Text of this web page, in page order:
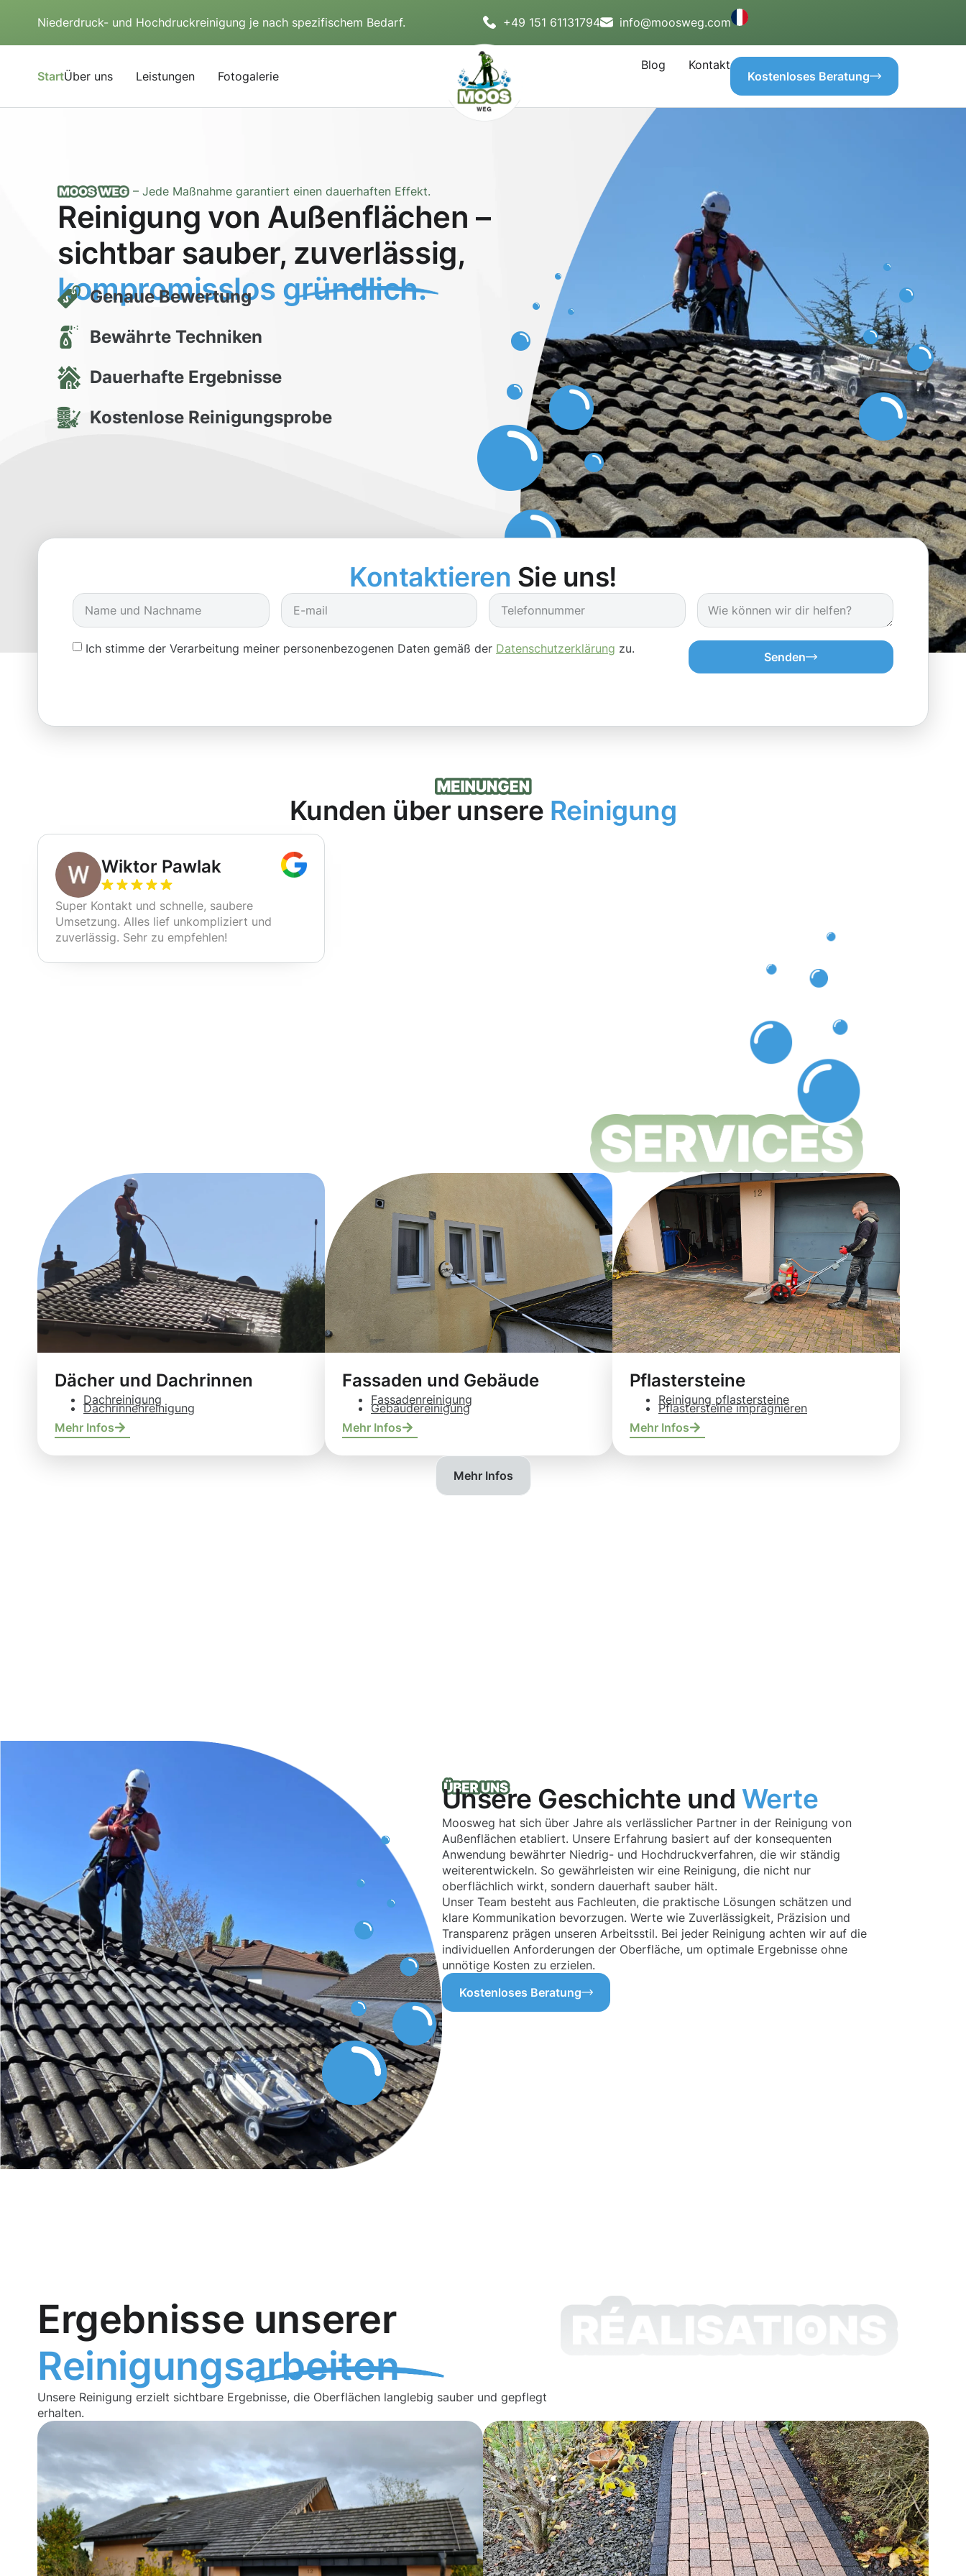
Niederdruck- und Hochdruckreinigung je nach spezifischem Bedarf. +49 151 61131794 info@moosweg.com
StartÜber uns Leistungen Fotogalerie
Blog
Kontakt
Kostenloses Beratung
– Jede Maßnahme garantiert einen dauerhaften Effekt.
Reinigung von Außenflächen –
sichtbar sauber, zuverlässig,
kompromisslos gründlich.
Genaue Bewertung
Bewährte Techniken
Dauerhafte Ergebnisse
Kostenlose Reinigungsprobe
Kontaktieren Sie uns!
Ich stimme der Verarbeitung meiner personenbezogenen Daten gemäß der Datenschutzerklärung zu.
Senden
Kunden über unsere Reinigung
Wiktor Pawlak
Super Kontakt und schnelle, saubere
Umsetzung. Alles lief unkompliziert und
zuverlässig. Sehr zu empfehlen!
Dächer und Dachrinnen
Dachreinigung
Dachrinnenreinigung
Mehr Infos
Fassaden und Gebäude
Fassadenreinigung
Gebäudereinigung
Mehr Infos
Pflastersteine
Reinigung pflastersteine
Pflastersteine imprägnieren
Mehr Infos
Mehr Infos
Unsere Geschichte und Werte
Moosweg hat sich über Jahre als verlässlicher Partner in der Reinigung von
Außenflächen etabliert. Unsere Erfahrung basiert auf der konsequenten
Anwendung bewährter Niedrig- und Hochdruckverfahren, die wir ständig
weiterentwickeln. So gewährleisten wir eine Reinigung, die nicht nur
oberflächlich wirkt, sondern dauerhaft sauber hält.
Unser Team besteht aus Fachleuten, die praktische Lösungen schätzen und
klare Kommunikation bevorzugen. Werte wie Zuverlässigkeit, Präzision und
Transparenz prägen unseren Arbeitsstil. Bei jeder Reinigung achten wir auf die
individuellen Anforderungen der Oberfläche, um optimale Ergebnisse ohne
unnötige Kosten zu erzielen.
Kostenloses Beratung
Ergebnisse unserer
Reinigungsarbeiten
Unsere Reinigung erzielt sichtbare Ergebnisse, die Oberflächen langlebig sauber und gepflegt
erhalten.